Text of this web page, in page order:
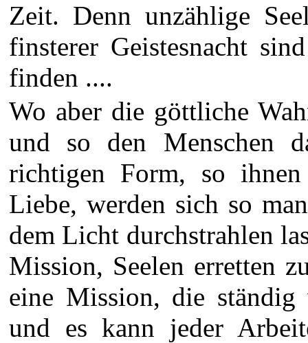
Zeit. Denn unzählige
finsterer Geistesnacht
finden ....
Wo aber die göttliche
und so den Menschen
richtigen Form, so
Liebe, werden sich so
dem Licht durchstrahlen
Mission, Seelen erretten
eine Mission, die ständig
und es kann jeder